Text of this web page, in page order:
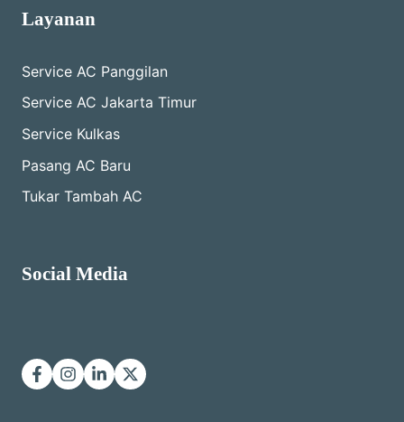
Layanan
Service AC Panggilan
Service AC Jakarta Timur
Service Kulkas
Pasang AC Baru
Tukar Tambah AC
Social Media